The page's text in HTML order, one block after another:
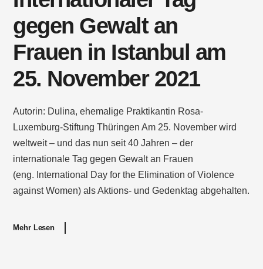
gegen Gewalt an
Frauen in Istanbul am
25. November 2021
Autorin: Dulina, ehemalige Praktikantin Rosa-
Luxemburg-Stiftung Thüringen Am 25. November wird
weltweit – und das nun seit 40 Jahren – der
internationale Tag gegen Gewalt an Frauen
(eng. International Day for the Elimination of Violence
against Women) als Aktions- und Gedenktag abgehalten.
Mehr Lesen